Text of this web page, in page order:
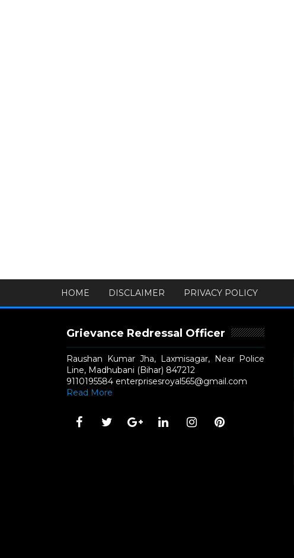
HOME DISCLAIMER PRIVACY POLICY
Grievance Redressal Officer
Raushan Kumar Jha, Laxmisagar, Near Police
Line, Madhubani (Bihar) 847212
9110195584 enterprisesroyal565@gmail.com
Read More